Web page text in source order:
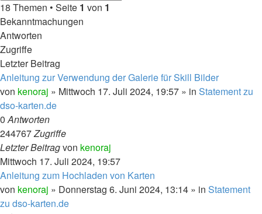
18 Themen • Seite 1 von 1
Bekanntmachungen
Antworten
Zugriffe
Letzter Beitrag
Anleitung zur Verwendung der Galerie für Skill Bilder
von kenoraj » Mittwoch 17. Juli 2024, 19:57 » in Statement zu
dso-karten.de
0Antworten
244767Zugriffe
Letzter Beitragvon kenoraj
Mittwoch 17. Juli 2024, 19:57
Anleitung zum Hochladen von Karten
von kenoraj » Donnerstag 6. Juni 2024, 13:14 » in Statement
zu dso-karten.de